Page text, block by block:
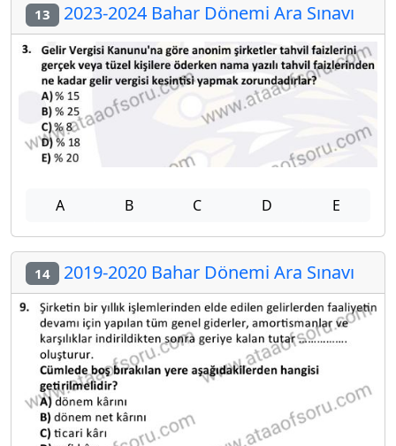
13 2023-2024 Bahar Dönemi Ara Sınavı
A B C D E
14 2019-2020 Bahar Dönemi Ara Sınavı